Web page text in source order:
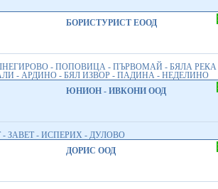
БОРИСТУРИСТ ЕООД
- ПОПОВИЦА - ПЪРВОМАЙ - БЯЛА
- АРДИНО - БЯЛ ИЗВОР - ПАДИНА - НЕДЕЛИНО
ЮНИОН - ИВКОНИ ООД
- ЗАВЕТ - ИСПЕРИХ - ДУЛОВО
ДОРИС ООД